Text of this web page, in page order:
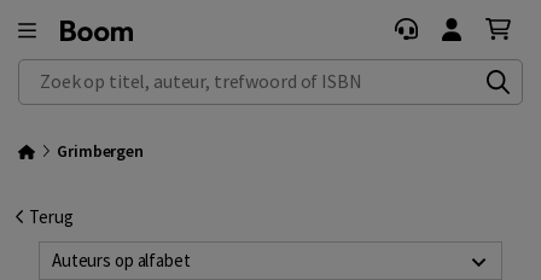
Zoek op titel, auteur, trefwoord of ISBN
Grimbergen
Terug
Auteurs op alfabet